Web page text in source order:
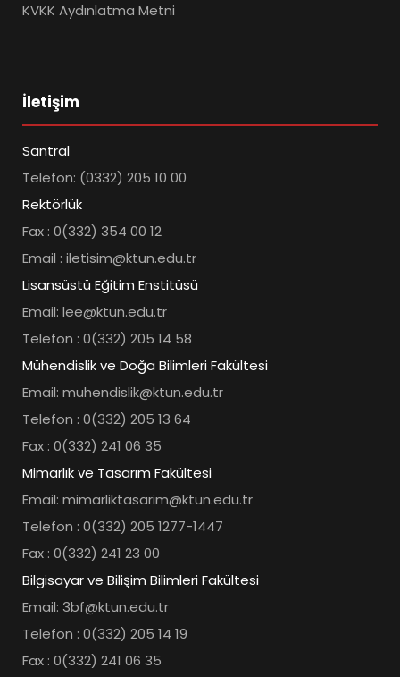
KVKK Aydınlatma Metni
İletişim
Santral
Telefon: (0332) 205 10 00
Rektörlük
Fax : 0(332) 354 00 12
Email : iletisim@ktun.edu.tr
Lisansüstü Eğitim Enstitüsü
Email: lee@ktun.edu.tr
Telefon : 0(332) 205 14 58
Mühendislik ve Doğa Bilimleri Fakültesi
Email: muhendislik@ktun.edu.tr
Telefon : 0(332) 205 13 64
Fax : 0(332) 241 06 35
Mimarlık ve Tasarım Fakültesi
Email: mimarliktasarim@ktun.edu.tr
Telefon : 0(332) 205 1277-1447
Fax : 0(332) 241 23 00
Bilgisayar ve Bilişim Bilimleri Fakültesi
Email: 3bf@ktun.edu.tr
Telefon : 0(332) 205 14 19
Fax : 0(332) 241 06 35